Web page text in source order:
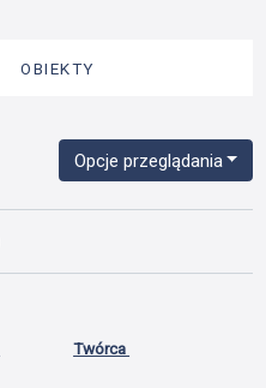
OBIEKTY
Opcje przeglądania
Twórca